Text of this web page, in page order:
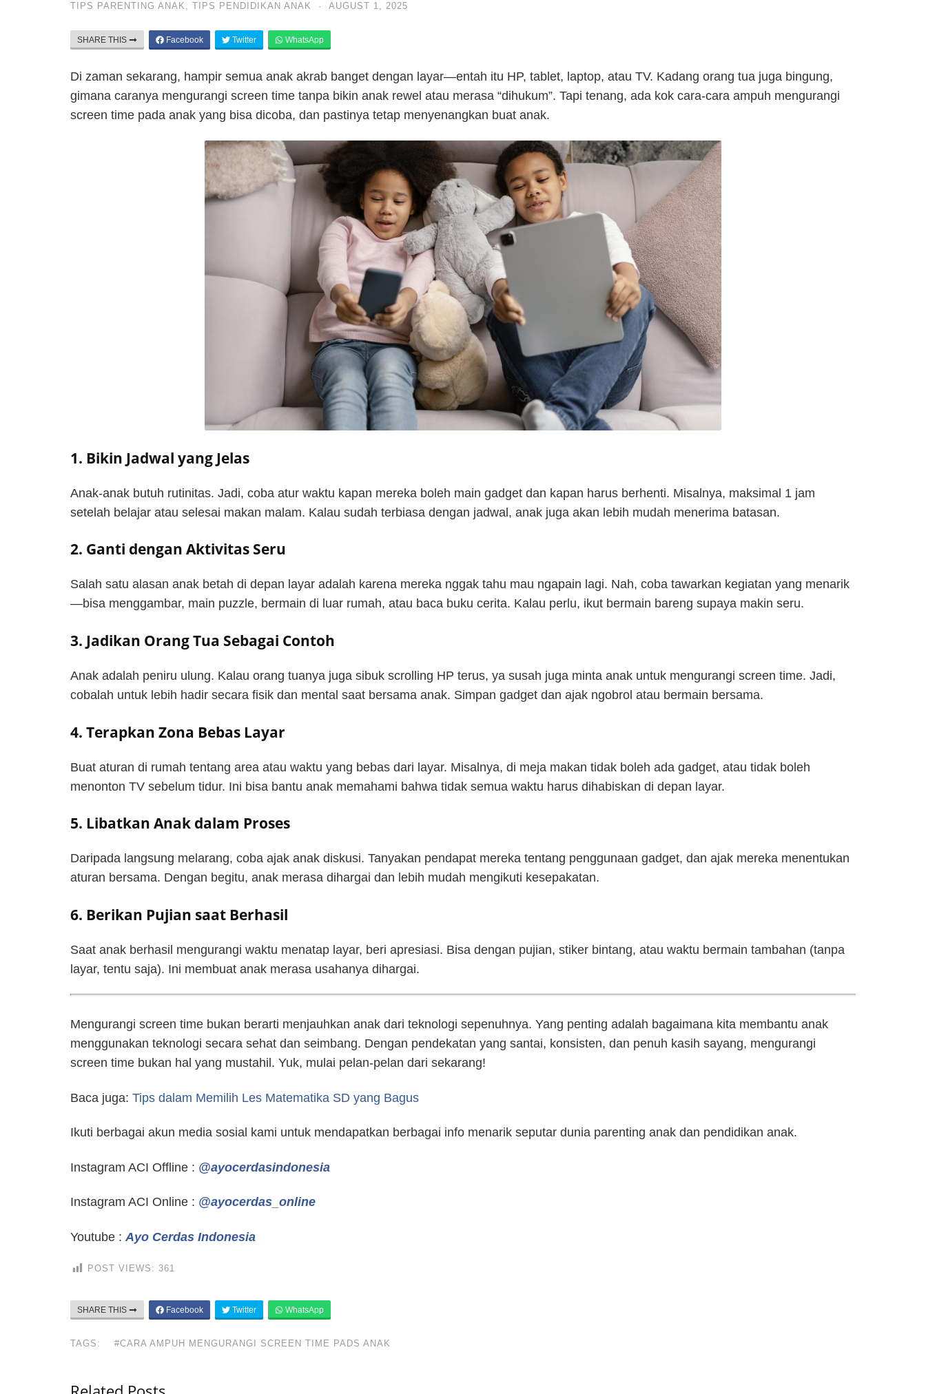
TIPS PARENTING ANAK , TIPS PENDIDIKAN ANAK · AUGUST 1, 2025
SHARE THIS Facebook Twitter WhatsApp
Di zaman sekarang, hampir semua anak akrab banget dengan layar—entah itu HP, tablet, laptop, atau TV. Kadang orang tua juga bingung,
gimana caranya mengurangi screen time tanpa bikin anak rewel atau merasa “dihukum”. Tapi tenang, ada kok cara-cara ampuh mengurangi
screen time pada anak yang bisa dicoba, dan pastinya tetap menyenangkan buat anak.
1. Bikin Jadwal yang Jelas
Anak-anak butuh rutinitas. Jadi, coba atur waktu kapan mereka boleh main gadget dan kapan harus berhenti. Misalnya, maksimal 1 jam
setelah belajar atau selesai makan malam. Kalau sudah terbiasa dengan jadwal, anak juga akan lebih mudah menerima batasan.
2. Ganti dengan Aktivitas Seru
Salah satu alasan anak betah di depan layar adalah karena mereka nggak tahu mau ngapain lagi. Nah, coba tawarkan kegiatan yang menarik
—bisa menggambar, main puzzle, bermain di luar rumah, atau baca buku cerita. Kalau perlu, ikut bermain bareng supaya makin seru.
3. Jadikan Orang Tua Sebagai Contoh
Anak adalah peniru ulung. Kalau orang tuanya juga sibuk scrolling HP terus, ya susah juga minta anak untuk mengurangi screen time. Jadi,
cobalah untuk lebih hadir secara fisik dan mental saat bersama anak. Simpan gadget dan ajak ngobrol atau bermain bersama.
4. Terapkan Zona Bebas Layar
Buat aturan di rumah tentang area atau waktu yang bebas dari layar. Misalnya, di meja makan tidak boleh ada gadget, atau tidak boleh
menonton TV sebelum tidur. Ini bisa bantu anak memahami bahwa tidak semua waktu harus dihabiskan di depan layar.
5. Libatkan Anak dalam Proses
Daripada langsung melarang, coba ajak anak diskusi. Tanyakan pendapat mereka tentang penggunaan gadget, dan ajak mereka menentukan
aturan bersama. Dengan begitu, anak merasa dihargai dan lebih mudah mengikuti kesepakatan.
6. Berikan Pujian saat Berhasil
Saat anak berhasil mengurangi waktu menatap layar, beri apresiasi. Bisa dengan pujian, stiker bintang, atau waktu bermain tambahan (tanpa
layar, tentu saja). Ini membuat anak merasa usahanya dihargai.
Mengurangi screen time bukan berarti menjauhkan anak dari teknologi sepenuhnya. Yang penting adalah bagaimana kita membantu anak
menggunakan teknologi secara sehat dan seimbang. Dengan pendekatan yang santai, konsisten, dan penuh kasih sayang, mengurangi
screen time bukan hal yang mustahil. Yuk, mulai pelan-pelan dari sekarang!
Baca juga: Tips dalam Memilih Les Matematika SD yang Bagus
Ikuti berbagai akun media sosial kami untuk mendapatkan berbagai info menarik seputar dunia parenting anak dan pendidikan anak.
Instagram ACI Offline : @ayocerdasindonesia
Instagram ACI Online : @ayocerdas_online
Youtube : Ayo Cerdas Indonesia
POST VIEWS: 361
SHARE THIS Facebook Twitter WhatsApp
TAGS: #CARA AMPUH MENGURANGI SCREEN TIME PADS ANAK